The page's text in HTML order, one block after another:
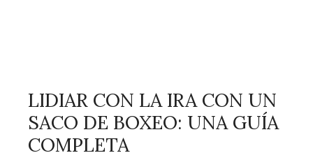
LIDIAR CON LA IRA CON UN
SACO DE BOXEO: UNA GUÍA
COMPLETA